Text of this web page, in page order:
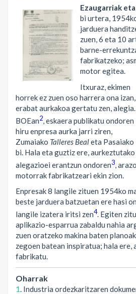
Ezaugarriak
bi urtera,
jarduera
zuen, 6 eta 10
barne-
fabrikatzeko;
motor egitea.
Itxuraz, ekimen
horrek ez zuen oso harrera ona izan,
erabat aurkakoa gertatu zen, alegia.
BOEan2 , eskaera publikatu ondoren
hiru enpresa aurka jarri ziren,
Zumaiako Talleres Bealeta Pasaiako
bi. Hala eta guztiz ere, aurkeztutako
alegazioei erantzun ondoren3 ,
motorrak fabrikatzeari ekin zion.
Enpresak 8 langile zituen 1954ko
beste jarduera batzuetan ere hasi
langile izatera iritsi zen4. Egiten
aplikazio-esparrua zabaldu nahia
zuen oratzeko makina baten
zegoen batean inspiratua; hala ere,
fabrikatu.
Oharrak
1 . Industria ordezkaritzaren